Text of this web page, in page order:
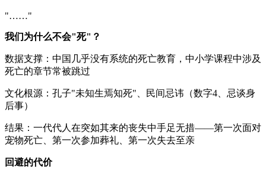
"……"
我们为什么不会"死"？
数据支撑：中国几乎没有系统的死亡教育，中小学课程中涉及
死亡的章节常被跳过
文化根源：孔子"未知生焉知死"、民间忌讳（数字4、忌谈身
后事）
结果：一代代人在突如其来的丧失中手足无措——第一次面对
宠物死亡、第一次参加葬礼、第一次失去至亲
回避的代价